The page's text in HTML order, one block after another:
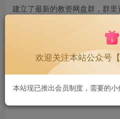
建立了最新的教资网盘群，群
￥19 教资 |
持续更新，好
2233
欢迎关注本站公众号
本站现已推出会员制度，需要的